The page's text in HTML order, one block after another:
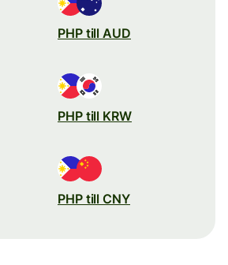
PHP till AUD
PHP till KRW
PHP till CNY